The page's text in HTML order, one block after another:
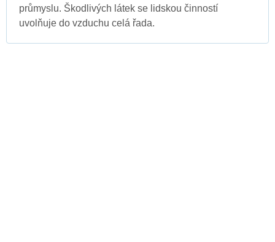
průmyslu. Škodlivých látek se lidskou činností
uvolňuje do vzduchu celá řada.